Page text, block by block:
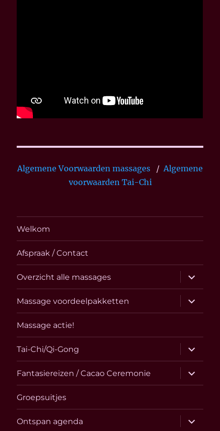
Algemene Voorwaarden massages /Algemene
voorwaarden Tai-Chi
Welkom
Afspraak / Contact
Overzicht alle massages
Massage voordeelpakketten
Massage actie!
Tai-Chi/Qi-Gong
Fantasiereizen / Cacao Ceremonie
Groepsuitjes
Ontspan agenda